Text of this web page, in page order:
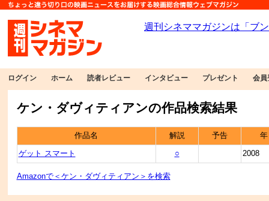
ログイン ホーム 読者レビュー インタビュー プレゼント 会員
ケン・ダヴィティアンの作品検索結果
作品名 解説 予告 年
ゲット スマート ○ 2008
Amazonで＜ケン・ダヴィティアン＞を検索